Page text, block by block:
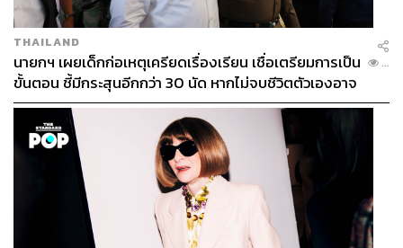
THAILAND
นายกฯ เผยเด็กก่อเหตุเครียดเรื่องเรียน เชื่อเตรียมการเป็น
ขั้นตอน ชี้มีกระสุนอีกกว่า 30 นัด หากไม่จบชีวิตตัวเองอาจ
สูญเสียเพิ่ม
...